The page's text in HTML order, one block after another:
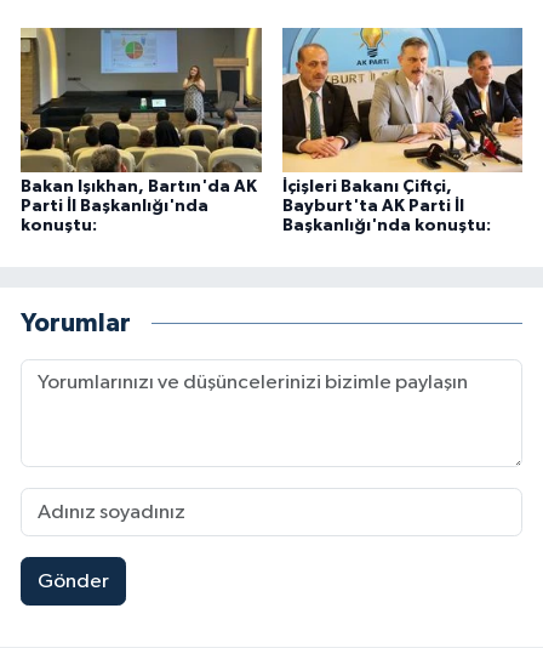
Bakan Işıkhan, Bartın'da AK
Parti İl Başkanlığı'nda
konuştu:
İçişleri Bakanı Çiftçi,
Bayburt'ta AK Parti İl
Başkanlığı'nda konuştu:
Yorumlar
Gönder